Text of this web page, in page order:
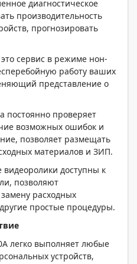
диагностическое
производительность
прогнозировать
сервис в режиме нон-
работу ваших
представление о
постоянно проверяет
возможных ошибок и
позволяет размещать
материалов и ЗИП.
доступны к
позволяют
расходных
простые процедуры.
легко выполняет любые
устройств,